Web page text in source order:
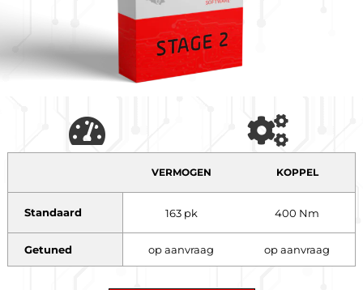
VERMOGEN KOPPEL
Standaard 163 pk 400 Nm
Getuned op aanvraag op aanvraag